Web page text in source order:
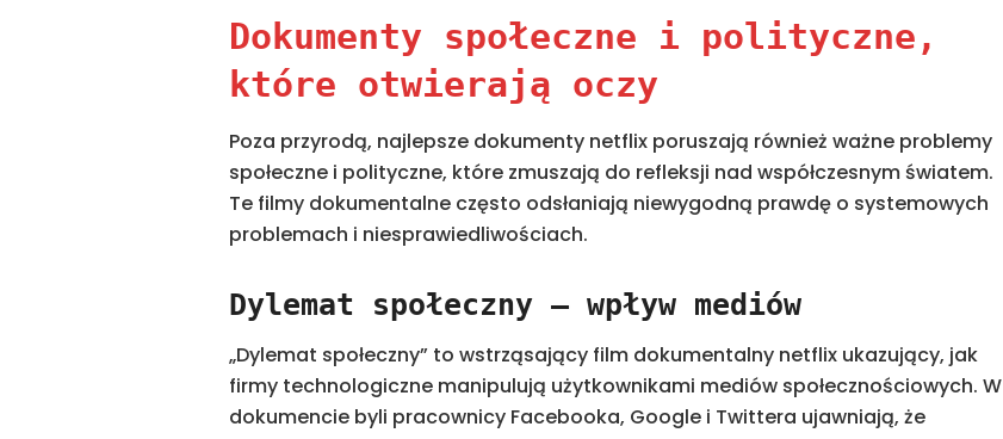
Dokumenty społeczne i polityczne,
które otwierają oczy
Poza przyrodą, najlepsze dokumenty netflix poruszają również ważne problemy
społeczne i polityczne, które zmuszają do refleksji nad współczesnym światem.
Te filmy dokumentalne często odsłaniają niewygodną prawdę o systemowych
problemach i niesprawiedliwościach.
Dylemat społeczny – wpływ mediów
„Dylemat społeczny” to wstrząsający film dokumentalny netflix ukazujący, jak
firmy technologiczne manipulują użytkownikami mediów społecznościowych. W
dokumencie byli pracownicy Facebooka, Google i Twittera ujawniają, że